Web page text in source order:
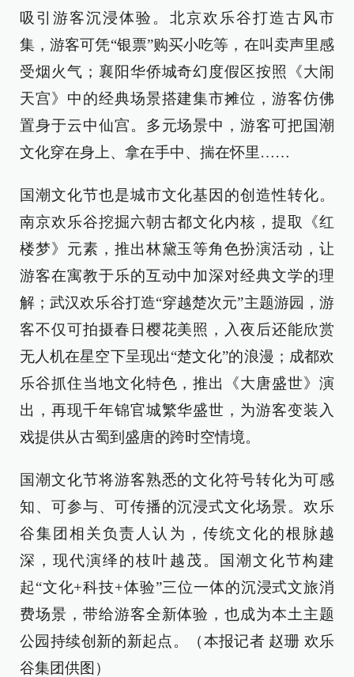
吸引游客沉浸体验。北京欢乐谷打造古风市
集，游客可凭“银票”购买小吃等，在叫卖声里感
受烟火气；襄阳华侨城奇幻度假区按照《大闹
天宫》中的经典场景搭建集市摊位，游客仿佛
置身于云中仙宫。多元场景中，游客可把国潮
文化穿在身上、拿在手中、揣在怀里……
国潮文化节也是城市文化基因的创造性转化。
南京欢乐谷挖掘六朝古都文化内核，提取《红
楼梦》元素，推出林黛玉等角色扮演活动，让
游客在寓教于乐的互动中加深对经典文学的理
解；武汉欢乐谷打造“穿越楚次元”主题游园，游
客不仅可拍摄春日樱花美照，入夜后还能欣赏
无人机在星空下呈现出“楚文化”的浪漫；成都欢
乐谷抓住当地文化特色，推出《大唐盛世》演
出，再现千年锦官城繁华盛世，为游客变装入
戏提供从古蜀到盛唐的跨时空情境。
国潮文化节将游客熟悉的文化符号转化为可感
知、可参与、可传播的沉浸式文化场景。欢乐
谷集团相关负责人认为，传统文化的根脉越
深，现代演绎的枝叶越茂。国潮文化节构建
起“文化+科技+体验”三位一体的沉浸式文旅消
费场景，带给游客全新体验，也成为本土主题
公园持续创新的新起点。（本报记者 赵珊 欢乐
谷集团供图）